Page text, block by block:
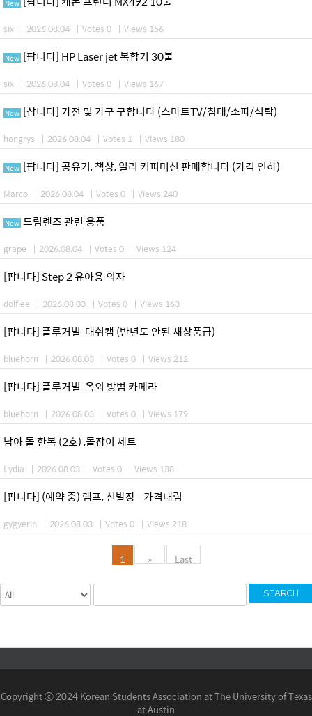
New
six | 2026.08.04 | Votes 0 | Views 156
New [팝니다] HP Laser jet 복합기 30불
six | 2026.08.04 | Votes 0 | Views 167
New [삽니다] 가전 및 가구 구합니다 (스마트TV/침대/소파/식탁)
hongrys | 2026.08.04 | Votes 1 | Views 180
New [팝니다] 공유기, 책상, 일리 커피머신 판매합니다 (가격 인하)
Marco | 2026.08.04 | Votes 0 | Views 240
New 드림렌즈 관련 용품
grape | 2026.08.04 | Votes 0 | Views 124
[팝니다] Step 2 유아용 의자
dolflee | 2026.08.03 | Votes 0 | Views 163
[팝니다] 플루거빌-대쉬캠 (반년도 안된 새상품급)
bluehorn | 2026.08.03 | Votes 0 | Views 212
[팝니다] 플루거빌-옥외 방범 카메라
bluehorn | 2026.08.03 | Votes 0 | Views 179
남아 돌 한복 (2호) ,돌잡이 세트
Lydia | 2026.08.03 | Votes 0 | Views 138
[팝니다] (예약 중) 램프, 신발장 - 가격내림
gygyerin | 2026.08.03 | Votes 0 | Views 218
1 » Last
SEARCH
Copyright ⓒ 2024 Korean Students Association at The University of Texas
at Austin